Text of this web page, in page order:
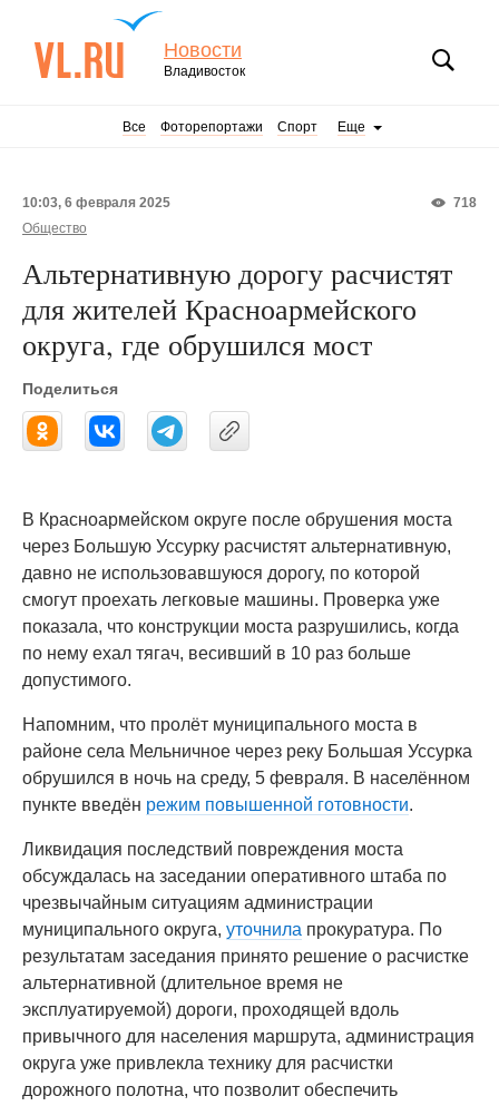
Новости
Владивосток
Все Фоторепортажи Спорт Еще
718
10:03, 6 февраля 2025
Общество
Альтернативную дорогу расчистят
для жителей Красноармейского
округа, где обрушился мост
Поделиться
В Красноармейском округе после обрушения моста
через Большую Уссурку расчистят альтернативную,
давно не использовавшуюся дорогу, по которой
смогут проехать легковые машины. Проверка уже
показала, что конструкции моста разрушились, когда
по нему ехал тягач, весивший в 10 раз больше
допустимого.
Напомним, что пролёт муниципального моста в
районе села Мельничное через реку Большая Уссурка
обрушился в ночь на среду, 5 февраля. В населённом
пункте введён режим повышенной готовности.
Ликвидация последствий повреждения моста
обсуждалась на заседании оперативного штаба по
чрезвычайным ситуациям администрации
муниципального округа, уточнила прокуратура. По
результатам заседания принято решение о расчистке
альтернативной (длительное время не
эксплуатируемой) дороги, проходящей вдоль
привычного для населения маршрута, администрация
округа уже привлекла технику для расчистки
дорожного полотна, что позволит обеспечить